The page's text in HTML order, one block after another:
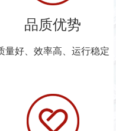
品质优势
量好、效率高、运行稳定